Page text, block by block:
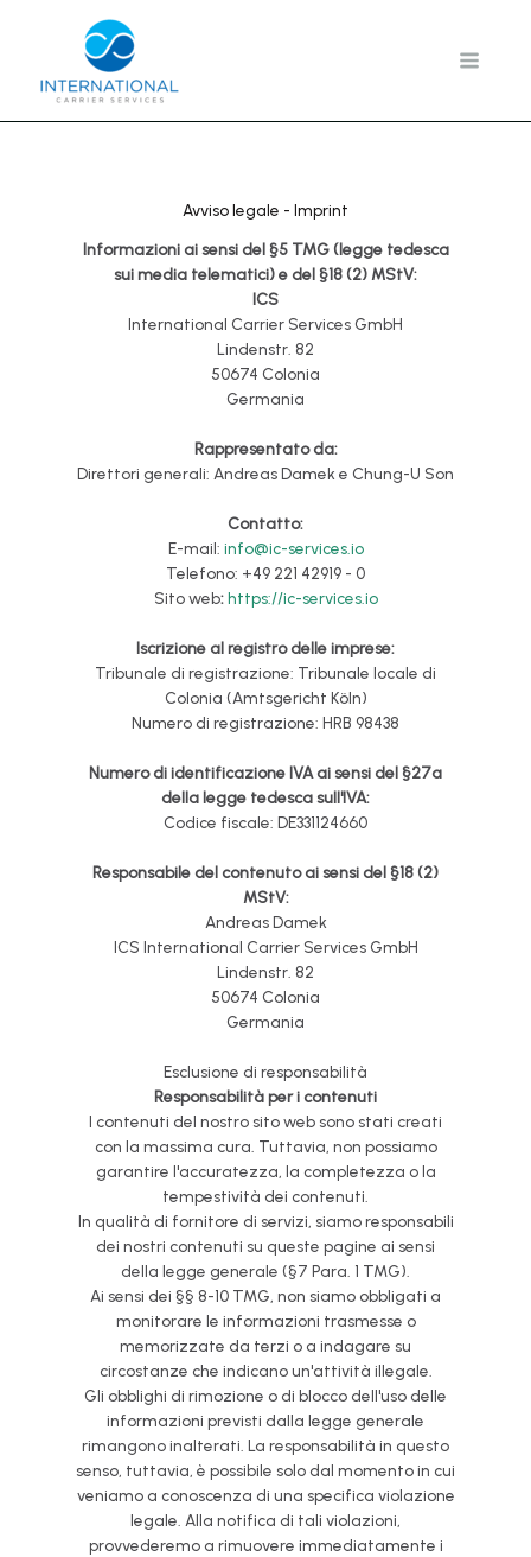
Avviso legale - Imprint
Informazioni ai sensi del §5 TMG (legge tedesca
sui media telematici) e del §18 (2) MStV:
ICS
International Carrier Services GmbH
Lindenstr. 82
50674 Colonia
Germania
Rappresentato da:
Direttori generali: Andreas Damek e Chung-U Son
Contatto:
E-mail: info@ic-services.io
Telefono: +49 221 42919 - 0
Sito web: https://ic-services.io
Iscrizione al registro delle imprese:
Tribunale di registrazione: Tribunale locale di
Colonia (Amtsgericht Köln)
Numero di registrazione: HRB 98438
Numero di identificazione IVA ai sensi del §27a
della legge tedesca sull'IVA:
Codice fiscale: DE331124660
Responsabile del contenuto ai sensi del §18 (2)
MStV:
Andreas Damek
ICS International Carrier Services GmbH
Lindenstr. 82
50674 Colonia
Germania
Esclusione di responsabilità
Responsabilità per i contenuti
I contenuti del nostro sito web sono stati creati
con la massima cura. Tuttavia, non possiamo
garantire l'accuratezza, la completezza o la
tempestività dei contenuti.
In qualità di fornitore di servizi, siamo responsabili
dei nostri contenuti su queste pagine ai sensi
della legge generale (§7 Para. 1 TMG).
Ai sensi dei §§ 8-10 TMG, non siamo obbligati a
monitorare le informazioni trasmesse o
memorizzate da terzi o a indagare su
circostanze che indicano un'attività illegale.
Gli obblighi di rimozione o di blocco dell'uso delle
informazioni previsti dalla legge generale
rimangono inalterati. La responsabilità in questo
senso, tuttavia, è possibile solo dal momento in cui
veniamo a conoscenza di una specifica violazione
legale. Alla notifica di tali violazioni,
provvederemo a rimuovere immediatamente i